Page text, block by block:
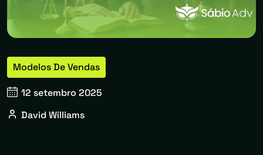
Modelos De Vendas
12 setembro 2025
David Williams